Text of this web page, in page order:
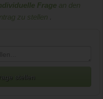
Frage an den
zu stellen .
stellen